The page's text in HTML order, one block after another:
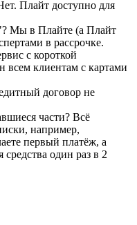
Плайт доступно для
Мы в Плайте (а Плайт
в рассрочке.
с короткой
всем клиентам с картами
договор не
части? Всё
например,
первый платёж, а
один раз в 2